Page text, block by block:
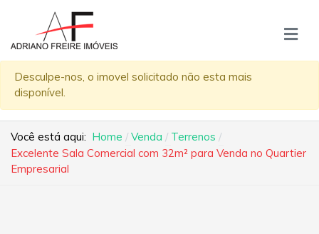
Desculpe-nos, o imovel solicitado não esta mais
disponível.
Você está aqui: Home Venda
Terrenos
Excelente Sala Comercial com 32m² para Venda no Quartier
Empresarial